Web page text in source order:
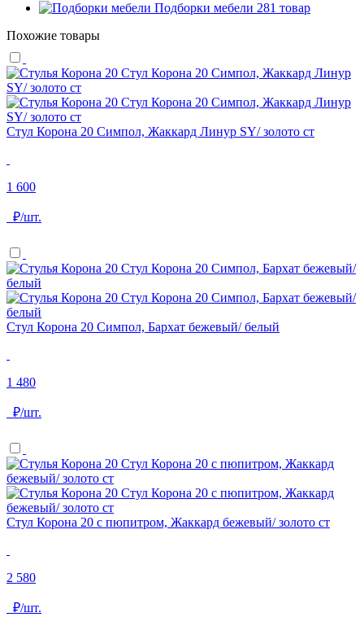
Подборки мебели 281 товар
Похожие товары
Стул Корона 20 Симпол, Жаккард Линур SY/ золото ст
1 600
₽/шт.
Стул Корона 20 Симпол, Бархат бежевый/ белый
1 480
₽/шт.
Стул Корона 20 с пюпитром, Жаккард бежевый/ золото ст
2 580
₽/шт.